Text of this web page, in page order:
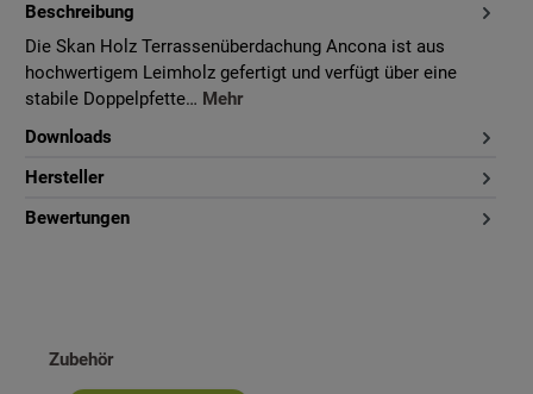
Beschreibung
Die Skan Holz Terrassenüberdachung Ancona ist aus
hochwertigem Leimholz gefertigt und verfügt über eine
stabile Doppelpfette… Mehr
Downloads
Hersteller
Bewertungen
Produktgalerie überspringen
Zubehör